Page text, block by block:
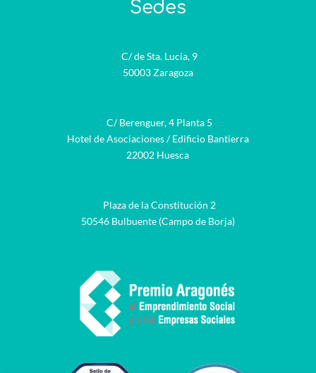
Sedes
C/ de Sta. Lucía, 9
50003 Zaragoza
C/ Berenguer, 4 Planta 5
Hotel de Asociaciones / Edificio Bantierra
22002 Huesca
Plaza de la Constitución 2
50546 Bulbuente (Campo de Borja)